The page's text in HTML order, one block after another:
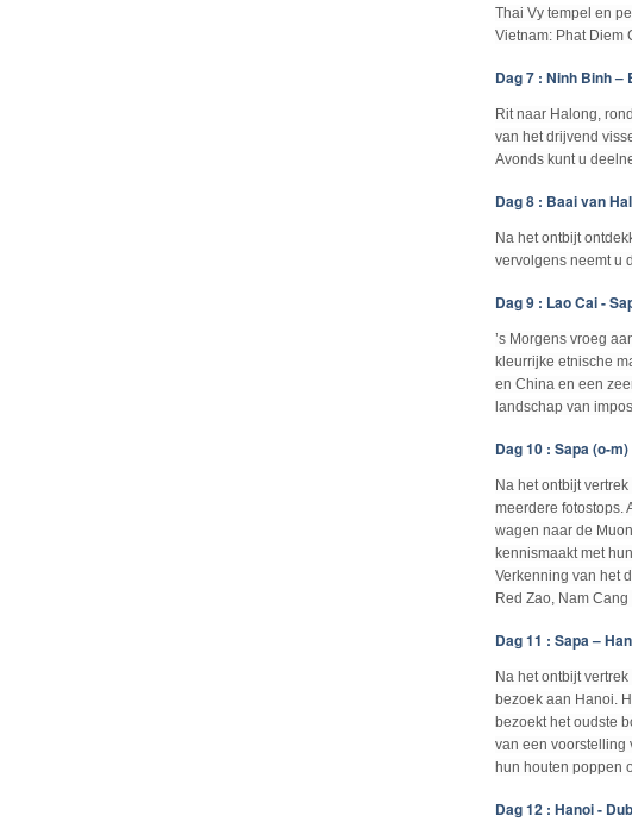
Thai Vy tempel en
Vietnam: Phat Diem
Dag 7 : Ninh Binh –
Rit naar Halong,
van het drijvend
Avonds kunt u
Dag 8 : Baai van
Na het ontbijt
vervolgens neemt u
Dag 9 : Lao Cai -
’s Morgens vroeg
kleurrijke etnische
en China en een
landschap van
Dag 10 : Sapa (o-m)
Na het ontbijt
meerdere fotostops.
wagen naar de
kennismaakt met
Verkenning van het
Red Zao, Nam Cang
Dag 11 : Sapa –
Na het ontbijt
bezoek aan Hanoi.
bezoekt het oudste
van een voorstelling
hun houten poppen
Dag 12 : Hanoi -